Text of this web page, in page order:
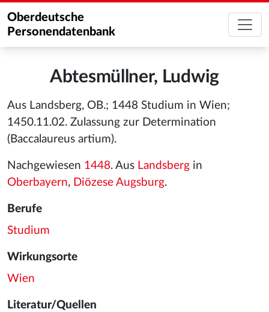
Oberdeutsche
Personendatenbank
Abtesmüllner, Ludwig
Aus Landsberg, OB.; 1448 Studium in Wien;
1450.11.02. Zulassung zur Determination
(Baccalaureus artium).
Nachgewiesen 1448. Aus Landsberg in
Oberbayern, Diözese Augsburg.
Berufe
Studium
Wirkungsorte
Wien
Literatur/Quellen